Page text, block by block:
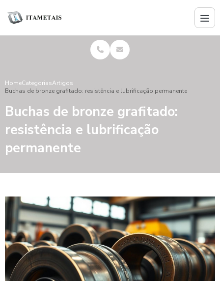
HomeCategoriasArtigos
Buchas de bronze grafitado: resistência e lubrificação permanente
Buchas de bronze grafitado:
resistência e lubrificação
permanente